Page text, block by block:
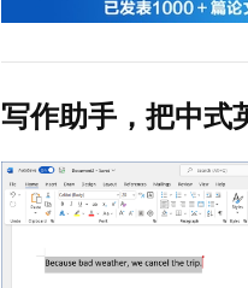
写作助手，把中式